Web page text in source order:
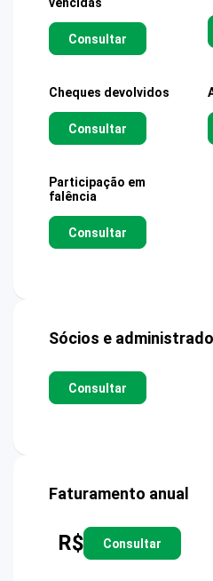
Consultar
Cheques devolvidos
Consultar
Participação em
falência
Consultar
Sócios e
Consultar
Faturamento anual
R$ Consultar